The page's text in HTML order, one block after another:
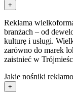
+
Reklama
branżach – od
kulturę i usługi.
zarówno do marek
zaistnieć w
Jakie nośniki
+